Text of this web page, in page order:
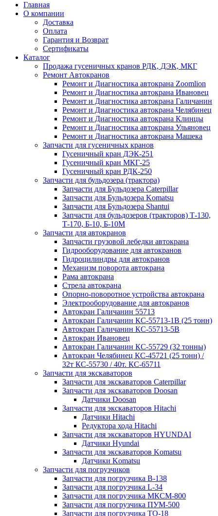
Главная
О компании
Доставка
Оплата
Гарантия и Возврат
Сертификаты
Каталог
Продажа гусеничных кранов РДК, ДЭК, МКГ
Ремонт Автокранов
Ремонт и Диагностика автокрана Zoomlion
Ремонт и Диагностика автокрана Ивановец
Ремонт и Диагностика автокрана Галичанин
Ремонт и Диагностика автокрана Челябинец
Ремонт и Диагностика автокрана Клинцы
Ремонт и Диагностика автокрана Ульяновец
Ремонт и Диагностика автокрана Машека
Запчасти для гусеничных кранов
Гусеничный кран ДЭК-251
Гусеничный кран МКГ-25
Гусеничный кран РДК-250
Запчасти для бульдозера (трактора)
Запчасти для Бульдозера Caterpillar
Запчасти для Бульдозера Komatsu
Запчасти для Бульдозера Shantui
Запчасти для бульдозеров (тракторов) Т-130,
Т-170, Б-10, Б-10М
Запчасти для автокранов
Запчасти грузовой лебедки автокрана
Гидрооборудование для автокранов
Гидроцилиндры для автокранов
Механизм поворота автокрана
Рама автокрана
Стрела автокрана
Опорно-поворотное устройства автокрана
Электрооборудование для автокранов
Автокран Галичанин 55713
Автокран Галичанин КС-55713-1В (25 тонн)
Автокран Галичанин КС-55713-5В
Автокран Ивановец
Автокран Галичанин КС-55729 (32 тонны)
Автокран Челябинец КС-45721 (25 тонн) /
32т КС-55730 / 40т. КС-65711
Запчасти для экскаваторов
Запчасти для экскаваторов Caterpillar
Запчасти для экскаваторов Doosan
Датчики Doosan
Запчасти для экскаваторов Hitachi
Датчики Hitachi
Редуктора хода Hitachi
Запчасти для экскаваторов HYUNDAI
Датчики Hyundai
Запчасти для экскаваторов Komatsu
Датчики Komatsu
Запчасти для погрузчиков
Запчасти для погрузчика B-138
Запчасти для погрузчика L-34
Запчасти для погрузчика МКСМ-800
Запчасти для погрузчика ПУМ-500
Запчасти для погрузчика ТО-18